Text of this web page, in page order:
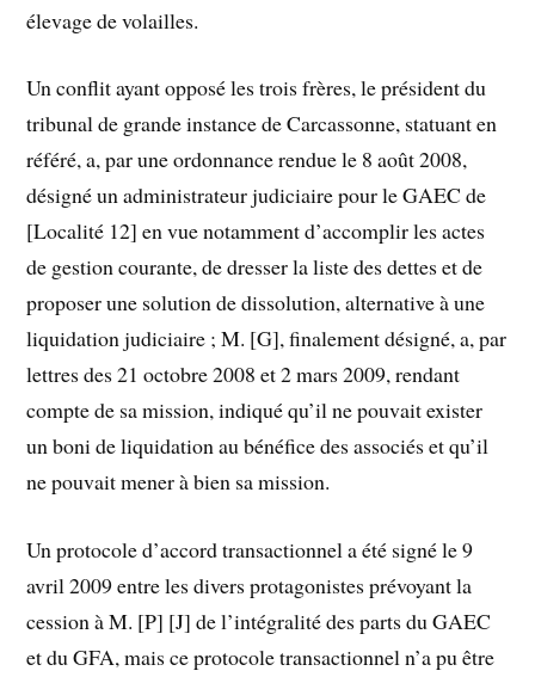
élevage de volailles.
Un conflit ayant opposé les trois frères, le président du
tribunal de grande instance de Carcassonne, statuant en
référé, a, par une ordonnance rendue le 8 août 2008,
désigné un administrateur judiciaire pour le GAEC de
[Localité 12] en vue notamment d’accomplir les actes
de gestion courante, de dresser la liste des dettes et de
proposer une solution de dissolution, alternative à une
liquidation judiciaire ; M. [G], finalement désigné, a, par
lettres des 21 octobre 2008 et 2 mars 2009, rendant
compte de sa mission, indiqué qu’il ne pouvait exister
un boni de liquidation au bénéfice des associés et qu’il
ne pouvait mener à bien sa mission.
Un protocole d’accord transactionnel a été signé le 9
avril 2009 entre les divers protagonistes prévoyant la
cession à M. [P] [J] de l’intégralité des parts du GAEC
et du GFA, mais ce protocole transactionnel n’a pu être